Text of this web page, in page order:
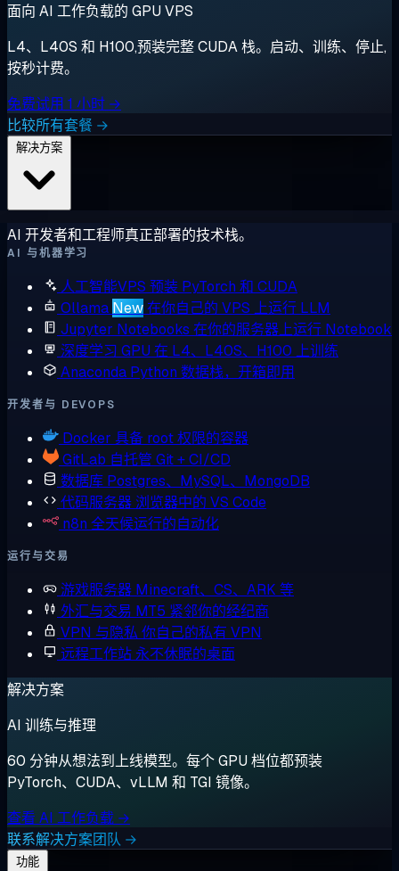
面向 AI 工作负载的 GPU VPS
L4、L40S 和 H100,预装完整 CUDA 栈。启动、训练、停止,
按秒计费。
免费试用 1 小时 →
比较所有套餐 →
AI 开发者和工程师真正部署的技术栈。
AI 与机器学习
人工智能VPS 预装 PyTorch 和 CUDA
Ollama New在你自己的 VPS 上运行 LLM
Jupyter Notebooks 在你的服务器上运行 Notebook
深度学习 GPU 在 L4、L40S、H100 上训练
Anaconda Python 数据栈，开箱即用
开发者与 DEVOPS
Docker 具备 root 权限的容器
GitLab 自托管 Git + CI/CD
数据库 Postgres、MySQL、MongoDB
代码服务器 浏览器中的 VS Code
n8n 全天候运行的自动化
运行与交易
游戏服务器 Minecraft、CS、ARK 等
外汇与交易 MT5 紧邻你的经纪商
VPN 与隐私 你自己的私有 VPN
远程工作站 永不休眠的桌面
解决方案
AI 训练与推理
60 分钟从想法到上线模型。每个 GPU 档位都预装
PyTorch、CUDA、vLLM 和 TGI 镜像。
查看 AI 工作负载 →
联系解决方案团队 →